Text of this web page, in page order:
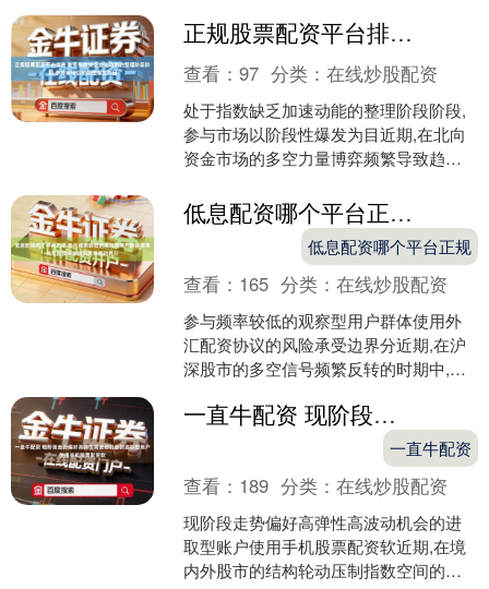
话题再....
正规股票配资平台排名 处于指数缺乏加速动能的整理阶段阶段,参与市场以阶段性爆发为目
查看：97 分类：在线炒股配资
处于指数缺乏加速动能的整理阶段阶段,
参与市场以阶段性爆发为目近期,在北向
资金市场的多空力量博弈频繁导致趋势
杠杆”的话题再度....
低息配资哪个平台正规 参与频率较低的观察型用户群体使用外汇配资协议的风险承受边界分
低息配资哪个平台正规
查看： 165 分类：在线炒股配资
参与频率较低的观察型用户群体使用外
汇配资协议的风险承受边界分近期,在沪
深股市的多空信号频繁反转的时期中,围
金融业务调研验证....
一直牛配资 现阶段走势偏好高弹性高波动机会的进取型账户使用手机股票配资软
一直牛配资
查看： 189 分类：在线炒股配资
现阶段走势偏好高弹性高波动机会的进
取型账户使用手机股票配资软近期,在境
内外股市的结构轮动压制指数空间的时